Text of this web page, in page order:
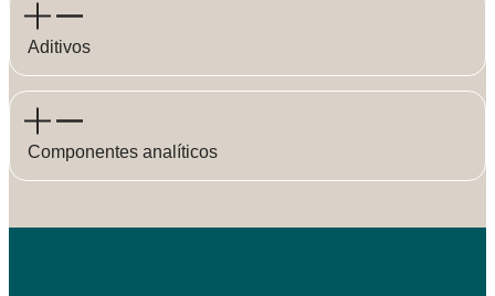
Aditivos
Componentes analíticos